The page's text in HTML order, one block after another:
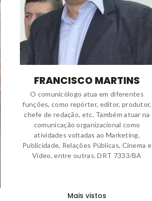
FRANCISCO MARTINS
O comunicólogo atua em diferentes
funções, como repórter, editor, produtor,
chefe de redação, etc. Também atuar na
comunicação organizacional como
atividades voltadas ao Marketing,
Publicidade, Relações Públicas, Cinema e
Vídeo, entre outras. DRT 7333/BA
Mais vistos